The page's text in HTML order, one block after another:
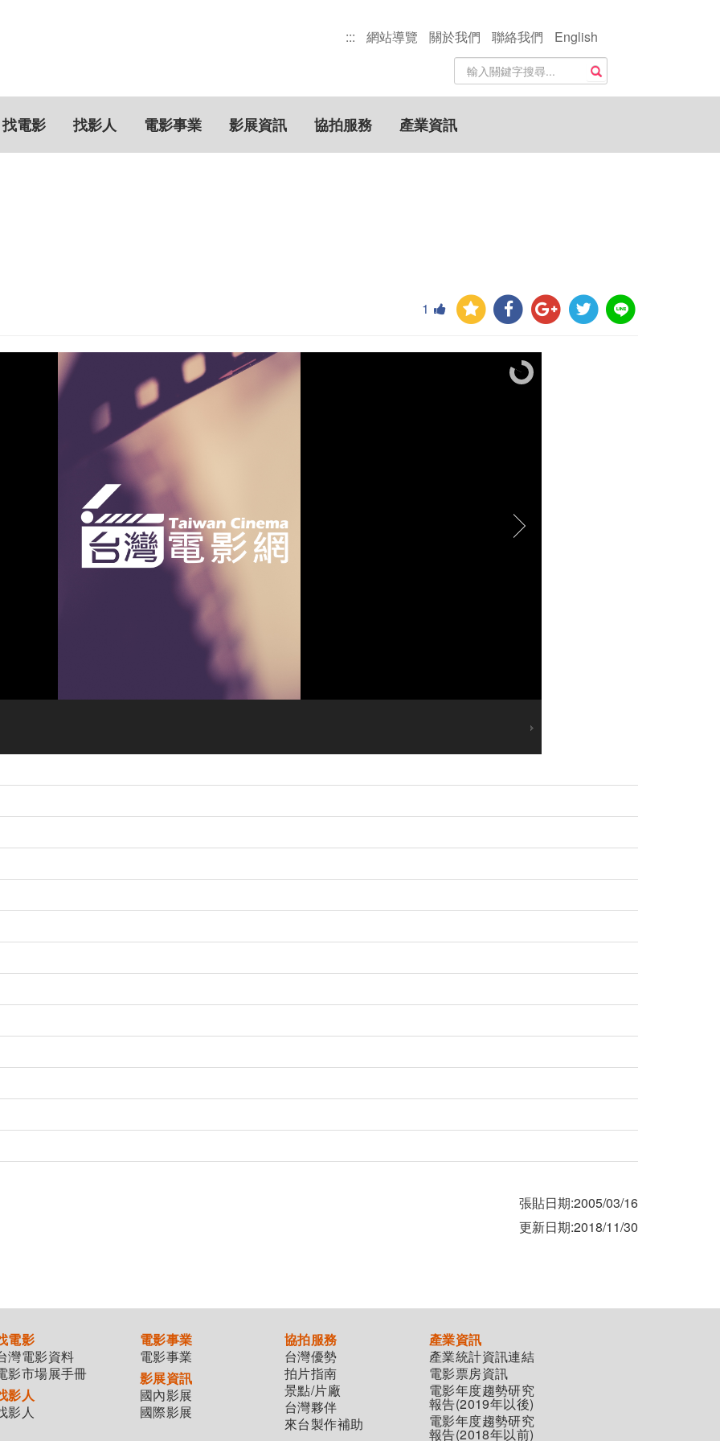
::: 網站導覽 關於我們 聯絡我們
English
站
內
搜
尋
關
鍵
搜尋
找電影 找影人 電影事業 影展資訊 協拍服務 產業資訊
1
張貼日期:2005/03/16
更新日期:2018/11/30
電影
灣電影資料
影市場展手冊
影人
影人
電影事業
電影事業
影展資訊
國內影展
國際影展
協拍服務
台灣優勢
拍片指南
景點/片廠
台灣夥伴
來台製作補助
產業資訊
產業統計資訊連結
電影票房資訊
電影年度趨勢研究
報告(2019年以後)
電影年度趨勢研究
報告(2018年以前)